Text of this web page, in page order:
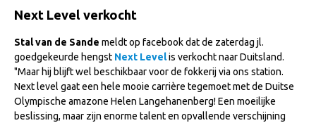
Import registratie
I&R Registratie
Informatie overschrijven paspoort
Formulier overschrijven op naam
Next Level verkocht
Stal van de Sande meldt op facebook dat de zaterdag jl.
goedgekeurde hengst Next Levelis verkocht naar Duitsland.
"Maar hij blijft wel beschikbaar voor de fokkerij via ons station.
Next level gaat een hele mooie carrière tegemoet met de Duitse
Olympische amazone Helen Langehanenberg! Een moeilijke
beslissing, maar zijn enorme talent en opvallende verschijning